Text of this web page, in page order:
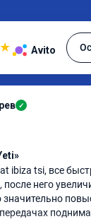
★ Avito
✓
ibiza tsi, все
него
значительно